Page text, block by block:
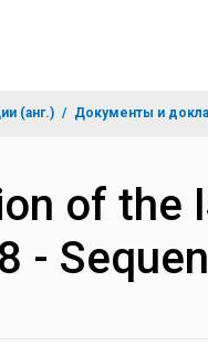
(анг.) Документы и
of the
-